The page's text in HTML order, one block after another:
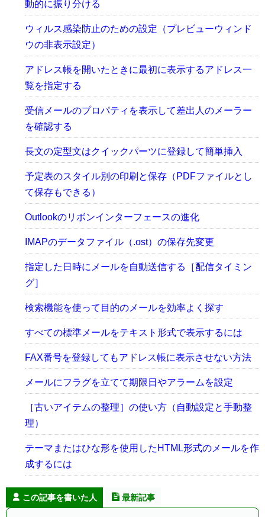
動的に振り分ける
ウィルス感染防止のための設定（プレビューウィンド
ウの非表示設定）
アドレス帳を開いたときに最初に表示するアドレス一
覧を指定する
受信メールのプロパティを表示して差出人のメーラー
を確認する
長文の定型文はクイックパーツに登録して簡単挿入
予定表のスタイル別の印刷と保存（PDFファイルとし
て保存もできる）
Outlookのリボンインターフェースの進化
IMAPのデータファイル（.ost）の保存先変更
指定した日時にメールを自動送信する［配信タイミン
グ］
検索機能を使って目的のメールを効率よく探す
すべての標準メールをテキスト形式で表示するには
FAX番号を登録してもアドレス帳に表示させない方法
メールにフラグを立てて期限日やアラームを設定
［古いアイテムの整理］の使い方（自動設定と手動整
理）
テーマまたはひな形を使用したHTML形式のメールを作
成するには
この記事を書いた人 最新記事